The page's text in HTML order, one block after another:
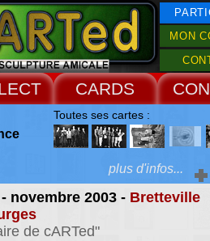
MON
CARDS
novembre 2003 - Bretteville
de cARTed"
Toutes ses cartes :
plus d'infos...